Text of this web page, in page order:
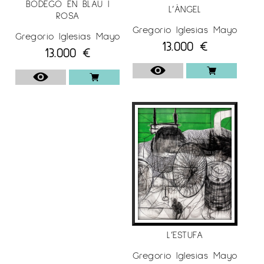
emocions que li atorguen els seus viatges i el
seu dia a dia. Les seves obres són quasi
sempre marcades per les seves pròpies
sensacions. Que plasma amb un traç ferm del
seu pinzell a la seva obra. La seva tècnica és
Cada sèrie d'obres porta a l'espectador a
sentir tot un cúmul de sensacions i sentiments
A més, un dels seus darrers grans projectes,
és la creació d'un monumental llenç de 400
metres quadrats. Que s'exposa a la sala de
BODEGÓ EN BLAU I
ROSA
Gregorio Iglesias Mayo
13.000 €
L’ÀNGEL
Gregorio Iglesias Mayo
13.000 €
L’ESTUFA
Gregorio Iglesias Mayo